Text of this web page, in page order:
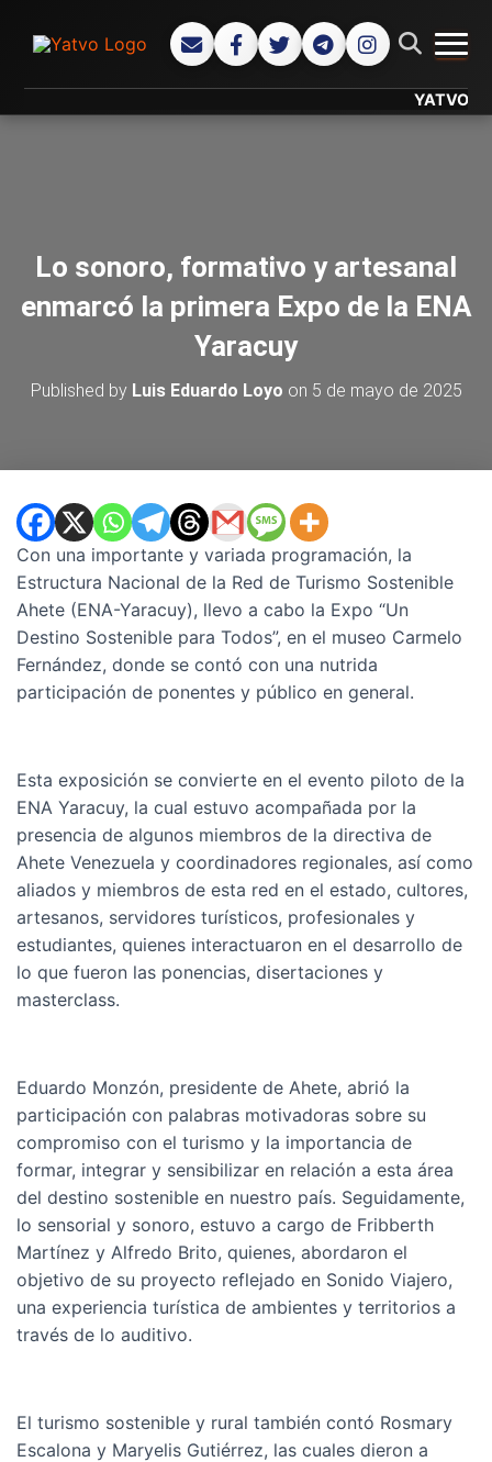
YATVO...
Lo sonoro, formativo y artesanal
enmarcó la primera Expo de la ENA
Yaracuy
Published by Luis Eduardo Loyo on 5 de mayo de 2025
Con una importante y variada programación, la
Estructura Nacional de la Red de Turismo Sostenible
Ahete (ENA-Yaracuy), llevo a cabo la Expo “Un
Destino Sostenible para Todos”, en el museo Carmelo
Fernández, donde se contó con una nutrida
participación de ponentes y público en general.
Esta exposición se convierte en el evento piloto de la
ENA Yaracuy, la cual estuvo acompañada por la
presencia de algunos miembros de la directiva de
Ahete Venezuela y coordinadores regionales, así como
aliados y miembros de esta red en el estado, cultores,
artesanos, servidores turísticos, profesionales y
estudiantes, quienes interactuaron en el desarrollo de
lo que fueron las ponencias, disertaciones y
masterclass.
Eduardo Monzón, presidente de Ahete, abrió la
participación con palabras motivadoras sobre su
compromiso con el turismo y la importancia de
formar, integrar y sensibilizar en relación a esta área
del destino sostenible en nuestro país. Seguidamente,
lo sensorial y sonoro, estuvo a cargo de Fribberth
Martínez y Alfredo Brito, quienes, abordaron el
objetivo de su proyecto reflejado en Sonido Viajero,
una experiencia turística de ambientes y territorios a
través de lo auditivo.
El turismo sostenible y rural también contó Rosmary
Escalona y Maryelis Gutiérrez, las cuales dieron a